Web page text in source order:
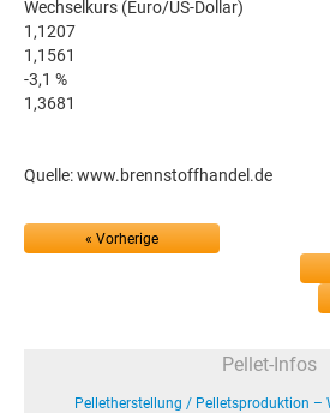
Wechselkurs (Euro/US-Dollar)
1,1207
1,1561
-3,1 %
1,3681
Quelle: www.brennstoffhandel.de
« Vorherige
Pellet-Infos
Pelletherstellung / Pelletsproduktion –